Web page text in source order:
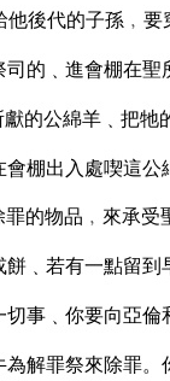
他後代的子孫﹐
的﹑進會棚在聖
的公綿羊﹑把牠
棚出入處喫這公
的物品﹐來承受
﹑若有一點留到
切事﹑你要向亞
解罪祭來除罪。